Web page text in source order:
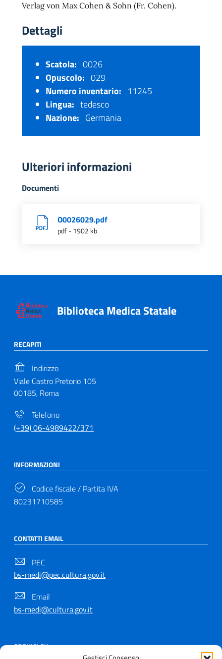
Verlag von Max Cohen & Sohn (Fr. Cohen).
Dettagli
Scatola: 0026
Opuscolo: 029
Numero inventario: 11245
Lingua: tedesco
Nazione: Germania
Ulteriori informazioni
Documenti
O0026029.pdf
pdf - 1902 kb
Biblioteca Medica Statale
RECAPITI
Indirizzo
Viale Castro Pretorio 105
00185, Roma
Telefono
(+39) 06-4989422/371
INFORMAZIONI
Codice fiscale / Partita IVA
80231710585
CONTATTI EMAIL
PEC
bs-medi@pec.cultura.gov.it
Email
bs-medi@cultura.gov.it
SEGUICI SU